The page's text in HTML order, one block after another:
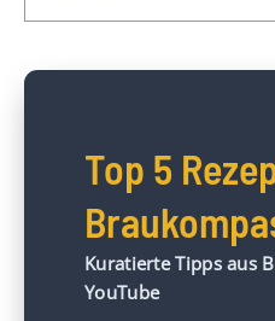
Top 5
Kuratierte Tipps aus
YouTube